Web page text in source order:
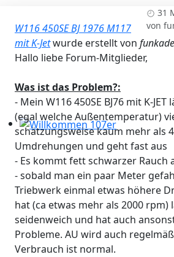
Willkommen 107er
31
von
W116 450SE BJ 1976 M117
mit K-Jetwurde erstellt von
Hallo liebe Forum-Mitglieder,
Was ist das Problem?:
- Mein W116 450SE BJ76 mit K-
(egal welche Außentemperatur)
schätzungsweise kaum mehr als
Umdrehungen und geht fast aus
- Es kommt fett schwarzer Rauch
- sobald man ein paar Meter
Triebwerk einmal etwas höhere
hat (ca etwas mehr als 2000 rpm)
seidenweich und hat auch
Probleme. AU wird auch
Verbrauch ist normal.